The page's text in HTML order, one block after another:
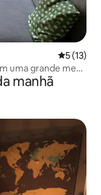
5 de uma
5 (13)
uma grande mesa
manhã